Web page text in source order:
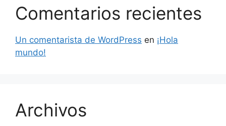
Comentarios recientes
Un comentarista de WordPress en ¡Hola
mundo!
Archivos